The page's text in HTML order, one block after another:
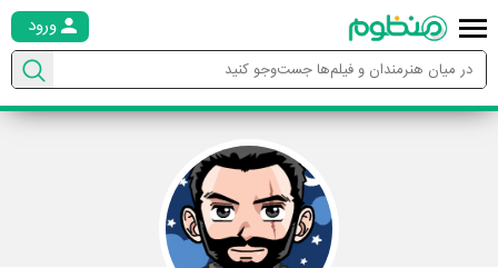
ورود